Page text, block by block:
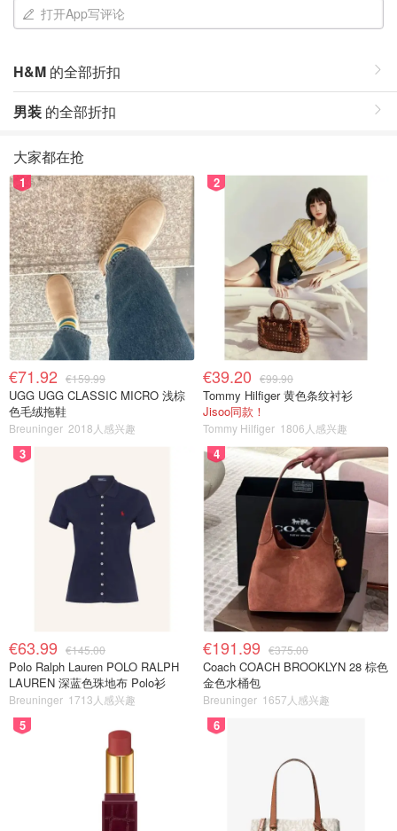
打开App写评论
H&M 的全部折扣
男装 的全部折扣
大家都在抢
1
€71.92 €159.99
UGG UGG CLASSIC MICRO 浅棕
色毛绒拖鞋
Breuninger 2018人感兴趣
2
€39.20 €99.90
Tommy Hilfiger 黄色条纹衬衫
Jisoo同款！
Tommy Hilfiger 1806人感兴趣
3
€63.99 €145.00
Polo Ralph Lauren POLO RALPH
LAUREN 深蓝色珠地布 Polo衫
Breuninger 1713人感兴趣
4
€191.99 €375.00
Coach COACH BROOKLYN 28 棕色
金色水桶包
Breuninger 1657人感兴趣
5 6